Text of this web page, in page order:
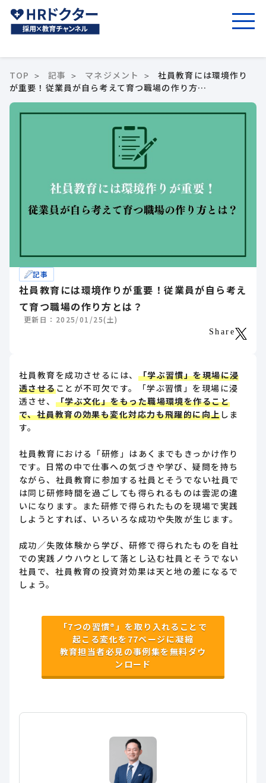
TOP 記事 マネジメント
社員教育には環境作り
が重要！従業員が自ら考えて育つ職場の作り方…
記事
社員教育には環境作りが重要！従業員が自ら考え
て育つ職場の作り方とは？
更新日：2025/01/25(土)
Share
社員教育を成功させるには、 「学ぶ習慣」を現場に浸
透させることが不可欠です。「学ぶ習慣」を現場に浸
透させ、 「学ぶ文化」をもった職場環境を作ること
で、社員教育の効果も変化対応力も飛躍的に向上しま
す。
社員教育における「研修」はあくまでもきっかけ作り
です。日常の中で仕事への気づきや学び、疑問を持ち
ながら、社員教育に参加する社員とそうでない社員で
は同じ研修時間を過ごしても得られるものは雲泥の違
いになります。また研修で得られたものを現場で実践
しようとすれば、いろいろな成功や失敗が生じます。
成功／失敗体験から学び、研修で得られたものを自社
での実践ノウハウとして落とし込む社員とそうでない
社員で、社員教育の投資対効果は天と地の差になるで
しょう。
「7つの習慣®」を取り入れることで
起こる変化を77ページに凝縮
教育担当者必見の事例集を無料ダウ
ンロード